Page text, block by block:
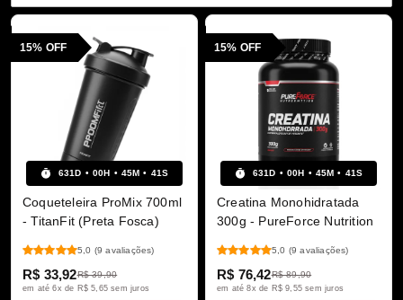
631D 00H 45M 40S
Coqueteleira ProMix 700ml
- TitanFit (Preta Fosca)
5,0 (9 avaliações)
R$ 33,92R$ 39,90
15% OFF
em até 6x de R$ 5,65 sem juros
631D 00H 45M 40S
Creatina Monohidratada
300g - PureForce Nutrition
5,0 (9 avaliações)
R$ 76,42R$ 89,90
15% OFF
em até 8x de R$ 9,55 sem juros